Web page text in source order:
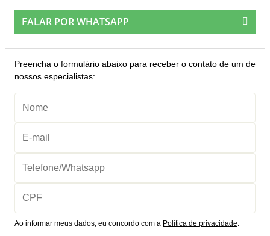
FALAR POR WHATSAPP
Preencha o formulário abaixo para receber o contato de um de
nossos especialistas:
Ao informar meus dados, eu concordo com a Política de privacidade